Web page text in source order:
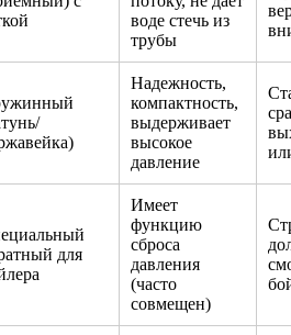
воде стечь из
трубы
Надежность,
компактность,
выдерживает
высокое
давление
для
Имеет
функцию
сброса
давления
(часто
совмещен)